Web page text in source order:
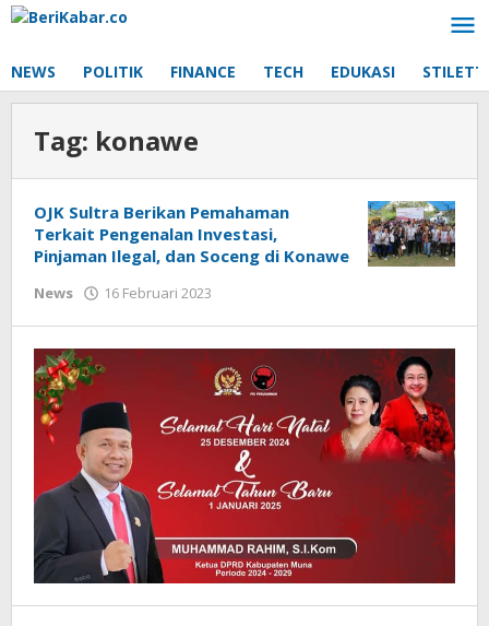
Lewati
NEWS POLITIK FINANCE TECH EDUKASI
Tag: konawe
OJK Sultra Berikan Pemahaman
Terkait Pengenalan Investasi,
Pinjaman Ilegal, dan Soceng di Konawe
News 16 Februari 2023
Kabar